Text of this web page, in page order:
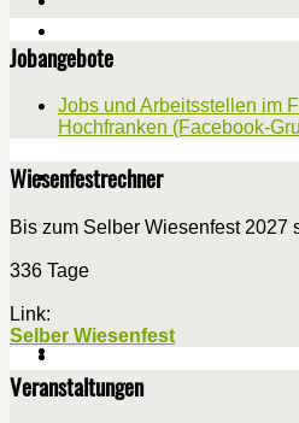
Jobangebote
Jobs und Arbeitsstellen im
Hochfranken (Facebook-
Wiesenfestrechner
Bis zum Selber Wiesenfest 2027
336 Tage
Link:
Selber Wiesenfest
Veranstaltungen